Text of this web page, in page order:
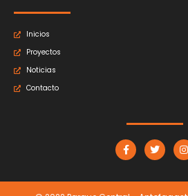
Inicios
Proyectos
Noticias
Contacto